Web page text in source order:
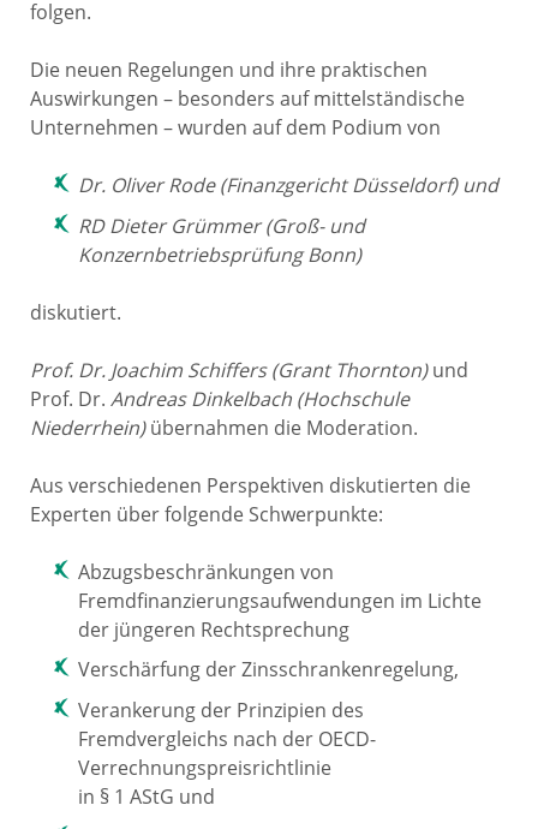
folgen.
Die neuen Regelungen und ihre praktischen
Auswirkungen – besonders auf mittelständische
Unternehmen – wurden auf dem Podium von
Dr. Oliver Rode (Finanzgericht Düsseldorf) und
RD Dieter Grümmer (Groß- und
Konzernbetriebsprüfung Bonn)
diskutiert.
Prof. Dr. Joachim Schiffers (Grant Thornton)und
Prof. Dr. Andreas Dinkelbach (Hochschule
Niederrhein)übernahmen die Moderation.
Aus verschiedenen Perspektiven diskutierten die
Experten über folgende Schwerpunkte:
Abzugsbeschränkungen von
Fremdfinanzierungsaufwendungen im Lichte
der jüngeren Rechtsprechung
Verschärfung der Zinsschrankenregelung,
Verankerung der Prinzipien des
Fremdvergleichs nach der OECD-
Verrechnungspreisrichtlinie
in § 1 AStG und